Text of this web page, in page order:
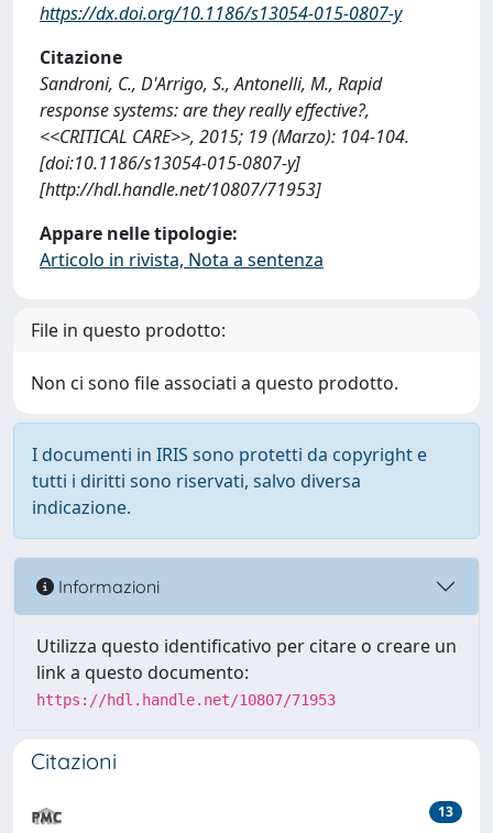
https://dx.doi.org/10.1186/s13054-015-0807-y
Citazione
Sandroni, C., D'Arrigo, S., Antonelli, M., Rapid
response systems: are they really effective?,
<<CRITICAL CARE>>, 2015; 19 (Marzo): 104-104.
[doi:10.1186/s13054-015-0807-y]
[http://hdl.handle.net/10807/71953]
Appare nelle tipologie:
Articolo in rivista, Nota a sentenza
File in questo prodotto:
Non ci sono file associati a questo prodotto.
I documenti in IRIS sono protetti da copyright e
tutti i diritti sono riservati, salvo diversa
indicazione.
Informazioni
Utilizza questo identificativo per citare o creare un
link a questo documento:
https://hdl.handle.net/10807/71953
Citazioni
13